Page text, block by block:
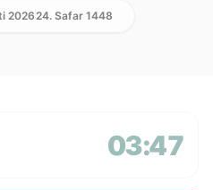
202624. Safar 1448
03:47